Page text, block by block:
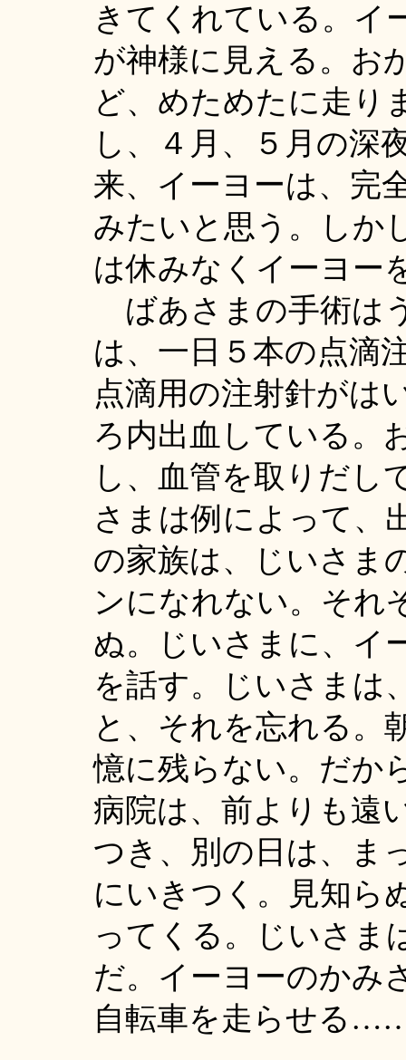
きてくれている。イ
が神様に見える。お
ど、めためたに走り
し、４月、５月の深
来、イーヨーは、完
みたいと思う。しか
は休みなくイーヨー
ばあさまの手術は
は、一日５本の点滴
点滴用の注射針がは
ろ内出血している。
し、血管を取りだし
さまは例によって、
の家族は、じいさま
ンになれない。それ
ぬ。じいさまに、イ
を話す。じいさまは
と、それを忘れる。
憶に残らない。だか
病院は、前よりも遠
つき、別の日は、ま
にいきつく。見知ら
ってくる。じいさま
だ。イーヨーのかみ
自転車を走らせる